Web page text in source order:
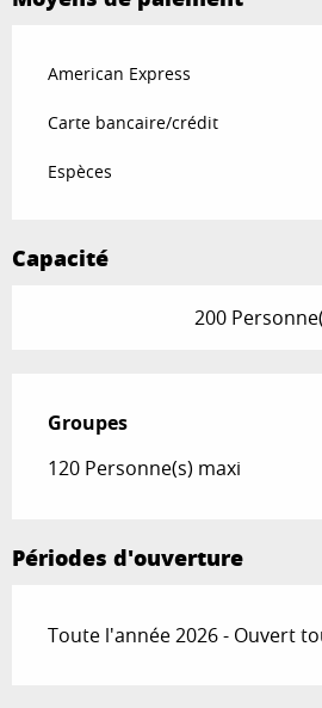
American Express
Carte bancaire/crédit
Espèces
Capacité
200
Groupes
Groupes
120 Personne(s) maxi
Périodes d'ouverture
Toute l'année 2026 - Ouvert